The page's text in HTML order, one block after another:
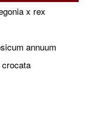
x rex
annuum